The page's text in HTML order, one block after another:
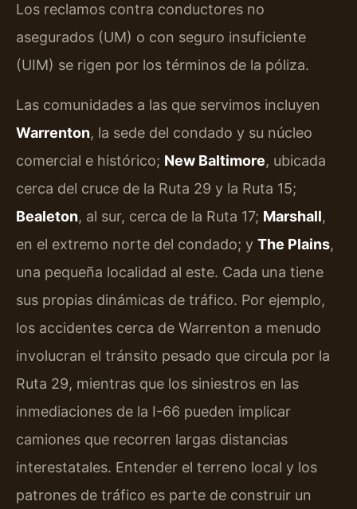
Los reclamos contra conductores no
asegurados (UM) o con seguro insuficiente
(UIM) se rigen por los términos de la póliza.
Las comunidades a las que servimos incluyen
Warrenton, la sede del condado y su núcleo
comercial e histórico; New Baltimore, ubicada
cerca del cruce de la Ruta 29 y la Ruta 15;
Bealeton, al sur, cerca de la Ruta 17; Marshall,
en el extremo norte del condado; y The Plains,
una pequeña localidad al este. Cada una tiene
sus propias dinámicas de tráfico. Por ejemplo,
los accidentes cerca de Warrenton a menudo
involucran el tránsito pesado que circula por la
Ruta 29, mientras que los siniestros en las
inmediaciones de la I-66 pueden implicar
camiones que recorren largas distancias
interestatales. Entender el terreno local y los
patrones de tráfico es parte de construir un